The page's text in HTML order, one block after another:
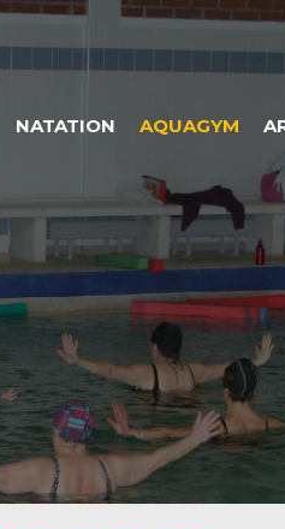
NATATION AQUAGYM